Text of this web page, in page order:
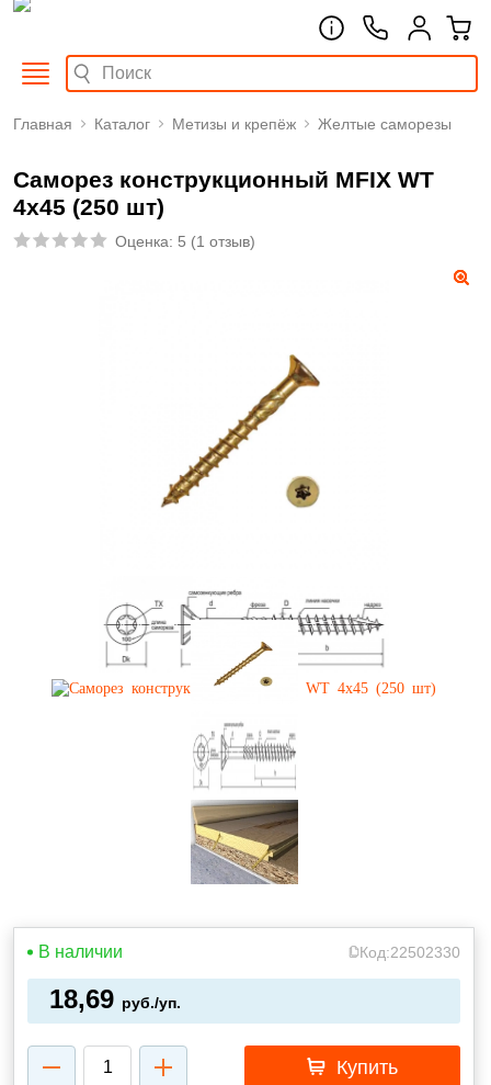
Главная Каталог Метизы и крепёж Желтые саморезы
Саморез конструкционный MFIX WT
4х45 (250 шт)
Оценка: 5 (1 отзыв)
В наличии Код:22502330
18,69 руб./уп.
Купить